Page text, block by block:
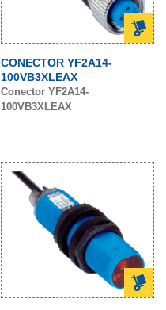
CONECTOR YF2A14-
100VB3XLEAX
Conector YF2A14-
100VB3XLEAX